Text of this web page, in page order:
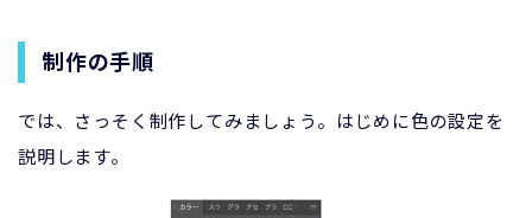
制作の手順
では、さっそく制作してみましょう。はじめに色の設定を
説明します。